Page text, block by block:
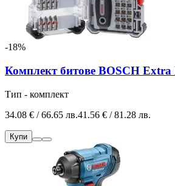
-18%
Комплект битове BOSCH Extra
Тип - комплект
34.08 € / 66.65 лв.41.56 € / 81.28 лв.
Купи